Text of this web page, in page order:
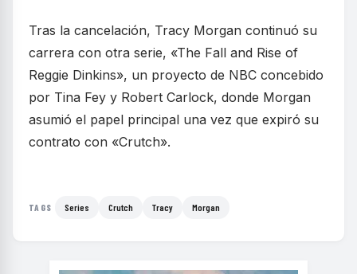
Tras la cancelación, Tracy Morgan continuó su
carrera con otra serie, «The Fall and Rise of
Reggie Dinkins», un proyecto de NBC concebido
por Tina Fey y Robert Carlock, donde Morgan
asumió el papel principal una vez que expiró su
contrato con «Crutch».
TAGS Series Crutch Tracy Morgan